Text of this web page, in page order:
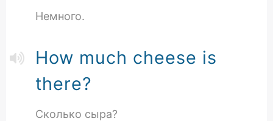
Немного.
How much cheese is
there?
Сколько сыра?